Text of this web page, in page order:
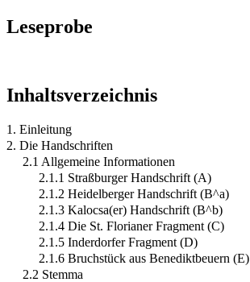
Leseprobe
Inhaltsverzeichnis
1. Einleitung
2. Die Handschriften
2.1 Allgemeine Informationen
2.1.1 Straßburger Handschrift (A)
2.1.2 Heidelberger Handschrift (B^a)
2.1.3 Kalocsa(er) Handschrift (B^b)
2.1.4 Die St. Florianer Fragment (C)
2.1.5 Inderdorfer Fragment (D)
2.1.6 Bruchstück aus Benediktbeuern (E)
2.2 Stemma